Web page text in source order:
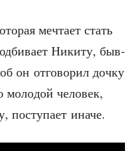
меч­та­ет стать
Ники­ту, быв­
он отго­во­рил доч­ку
моло­дой чело­век,
посту­па­ет иначе.